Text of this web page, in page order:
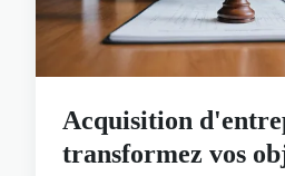
Acquisition
transformez vos